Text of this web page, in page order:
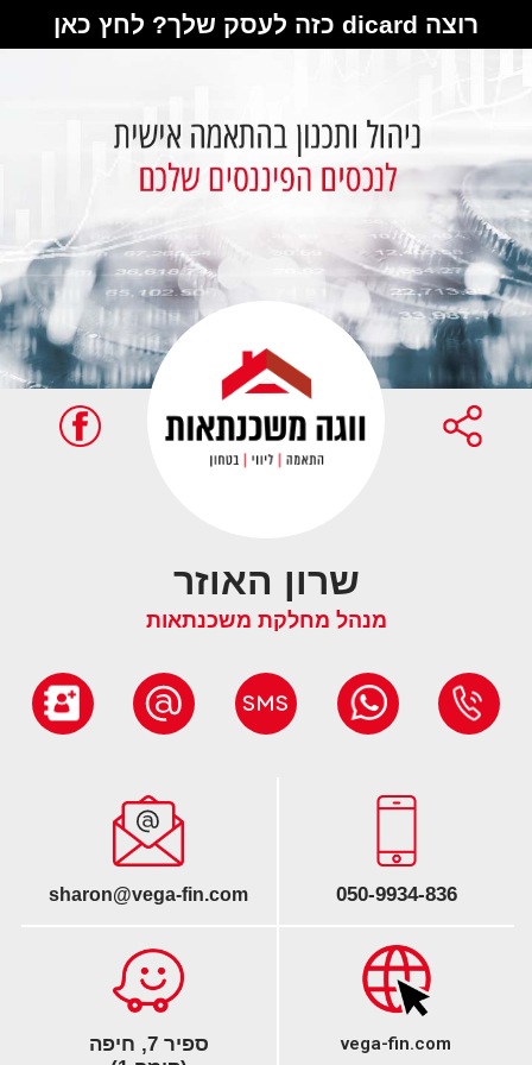
רוצה dicard כזה לעסק שלך? לחץ כאן
שרון האוזר
מנהל מחלקת משכנתאות
050-9934-836
sharon@vega-fin.com
vega-fin.com
ספיר 7, חיפה